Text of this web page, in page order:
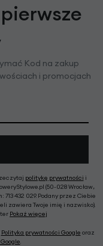
Kod na zakup
i promocjach
politykę prywatności i
(50-028 Wrocław,
432 029. Podany przez Ciebie
zawiera Twoje imię i nazwisko).
Pokaż więcej
Polityka prywatności Google oraz
.